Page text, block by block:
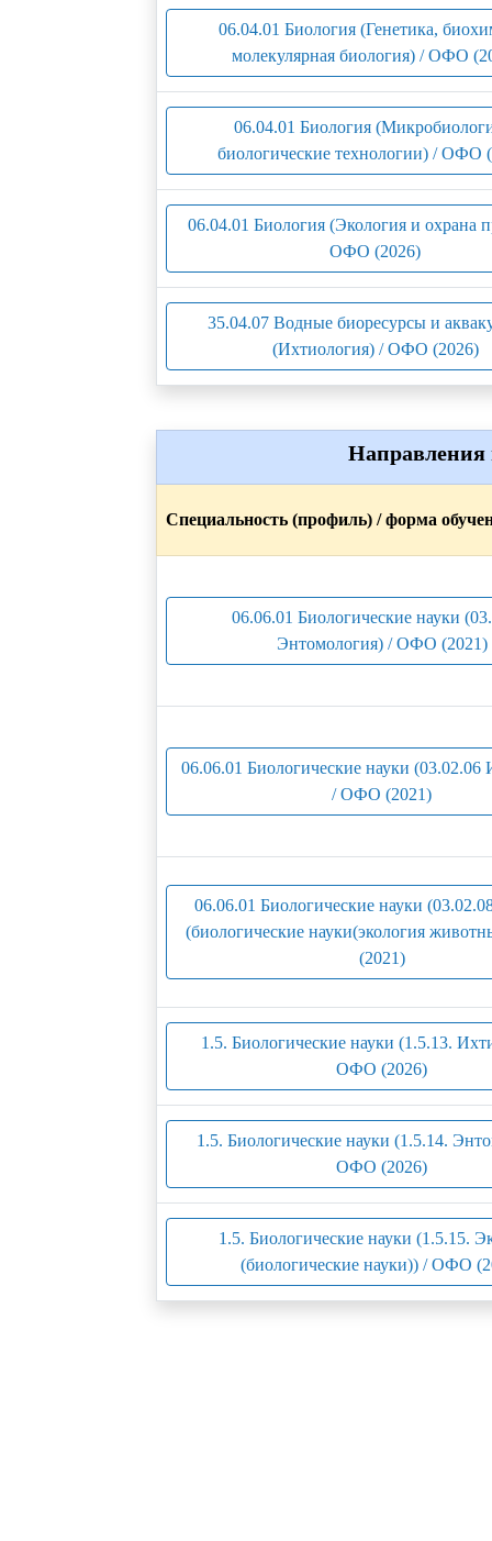
06.04.01 Биология (Генетика,
молекулярная биология) / ОФО
06.04.01 Биология
биологические технологии) / ОФО
06.04.01 Биология (Экология и охрана
ОФО (2026)
35.04.07 Водные биоресурсы и
(Ихтиология) / ОФО (2026)
Направления
Специальность (профиль) / форма
06.06.01 Биологические науки
Энтомология) / ОФО (2021)
06.06.01 Биологические науки (03.02.06
/ ОФО (2021)
06.06.01 Биологические науки
(биологические науки(экология
(2021)
1.5. Биологические науки (1.5.13.
ОФО (2026)
1.5. Биологические науки (1.5.14.
ОФО (2026)
1.5. Биологические науки (1.5.15.
(биологические науки)) / ОФО